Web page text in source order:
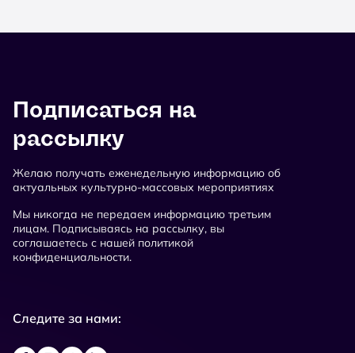
Подписаться на
рассылку
Желаю получать еженедельную информацию об
актуальных культурно-массовых мероприятиях
Мы никогда не передаем информацию третьим
лицам. Подписываясь на рассылку, вы
соглашаетесь с нашей политикой
конфиденциальности.
Следите за нами: